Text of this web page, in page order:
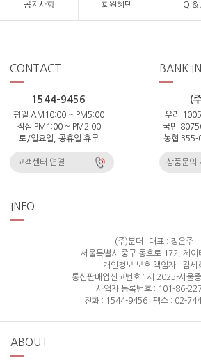
공지사항 회원혜택 Q &
CONTACT
1544-9456
평일 AM10:00 ~ PM5:00
점심 PM1:00 ~ PM2:00
토/일요일, 공휴일 휴무
고객센터 연결
BANK
(
우리
국민
농협
상품문의
INFO
(주)분더
대표 : 정은주
서울특별시 중구 동호로 172, 제이
개인정보 보호 책임자 : 김세
통신판매업신고번호 : 제 2025-서울
사업자 등록번호 : 101-86-
전화 : 1544-9456
팩스 : 02-
ABOUT